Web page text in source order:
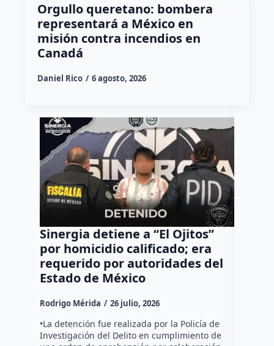
Orgullo queretano: bombera
representará a México en
misión contra incendios en
Canadá
Daniel Rico 6 agosto, 2026
Sinergia detiene a “El Ojitos”
por homicidio calificado; era
requerido por autoridades del
Estado de México
Rodrigo Mérida 26 julio, 2026
•La detención fue realizada por la Policía de
Investigación del Delito en cumplimiento de